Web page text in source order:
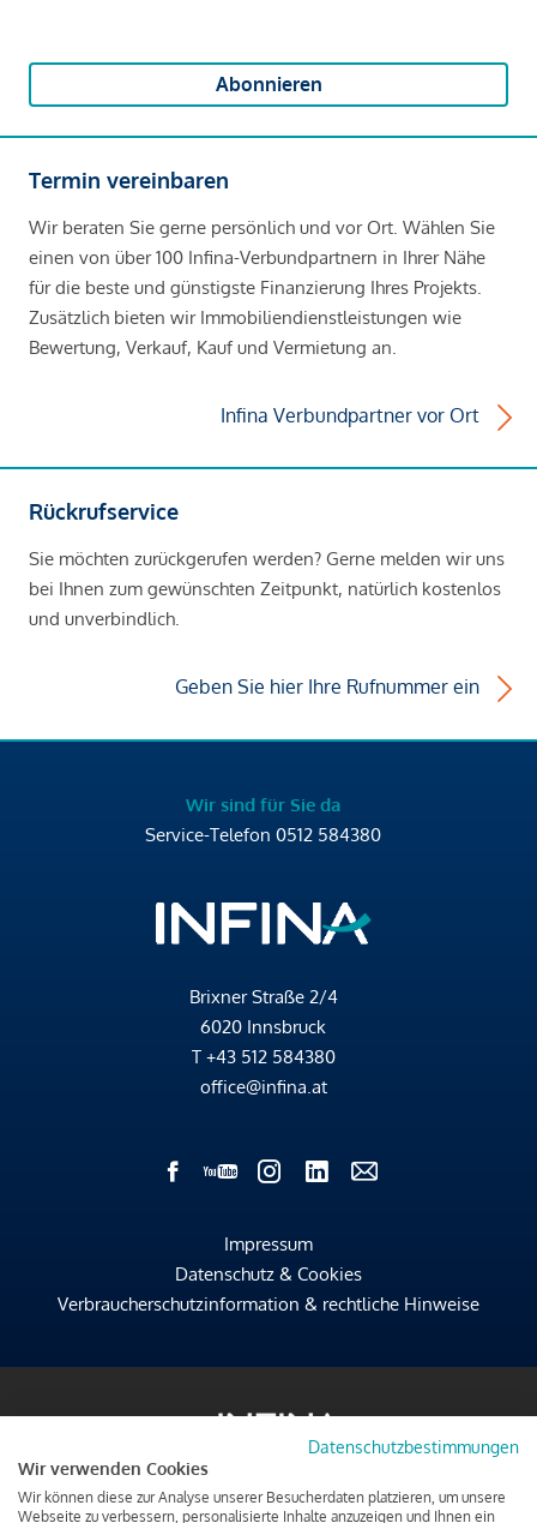
Abonnieren
Termin vereinbaren
Wir beraten Sie gerne persönlich und vor Ort. Wählen Sie
einen von über 100 Infina-Verbundpartnern in Ihrer Nähe
für die beste und günstigste Finanzierung Ihres Projekts.
Zusätzlich bieten wir Immobiliendienstleistungen wie
Bewertung, Verkauf, Kauf und Vermietung an.
Infina Verbundpartner vor Ort
Rückrufservice
Sie möchten zurückgerufen werden? Gerne melden wir uns
bei Ihnen zum gewünschten Zeitpunkt, natürlich kostenlos
und unverbindlich.
Geben Sie hier Ihre Rufnummer ein
Wir sind für Sie da
Service-Telefon 0512 584380
Brixner Straße 2/4
6020 Innsbruck
T +43 512 584380
office@infina.at
Impressum
Datenschutz & Cookies
Verbraucherschutzinformation & rechtliche Hinweise
Datenschutzbestimmungen
Wir verwenden Cookies
Wir können diese zur Analyse unserer Besucherdaten platzieren, um unsere
Webseite zu verbessern, personalisierte Inhalte anzuzeigen und Ihnen ein